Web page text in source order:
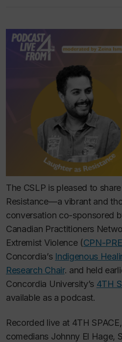
The CSLP is pleased to
Resistance—a vibrant and
conversation co-sponsored
Canadian Practitioners
Extremist Violence (CPN-
Concordia’s Indigenous
Research Chair. and held
Concordia University’s 4TH
available as a podcast.
Recorded live at 4TH
comedians Johnny El Hage,